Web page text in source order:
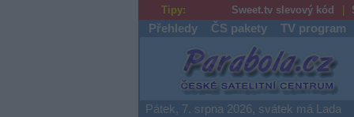
Tipy: Sweet.tv slevový kód
Přehledy ČS pakety TV program
Parabola.cz
Pátek, 7. srpna 2026, svátek má Lada